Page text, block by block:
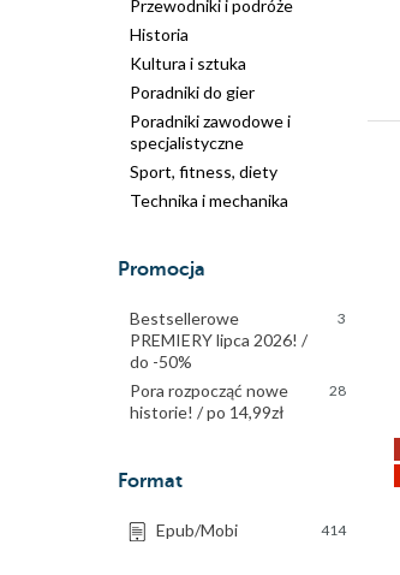
Przewodniki i podróże
Historia
Kultura i sztuka
Poradniki do gier
Poradniki zawodowe i
specjalistyczne
Sport, fitness, diety
Technika i mechanika
Promocja
Bestsellerowe
PREMIERY lipca 2026! /
do -50%
3
Pora rozpocząć nowe
historie! / po 14,99zł
28
Format
Epub/Mobi 414